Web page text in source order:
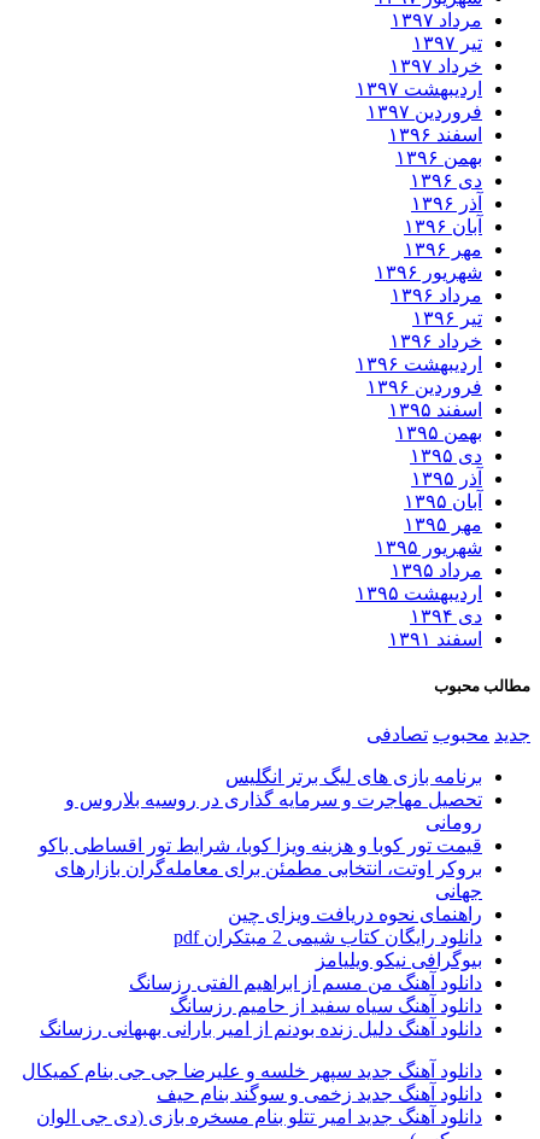
مرداد ۱۳۹۷
تیر ۱۳۹۷
خرداد ۱۳۹۷
اردیبهشت ۱۳۹۷
فروردین ۱۳۹۷
اسفند ۱۳۹۶
بهمن ۱۳۹۶
دی ۱۳۹۶
آذر ۱۳۹۶
آبان ۱۳۹۶
مهر ۱۳۹۶
شهریور ۱۳۹۶
مرداد ۱۳۹۶
تیر ۱۳۹۶
خرداد ۱۳۹۶
اردیبهشت ۱۳۹۶
فروردین ۱۳۹۶
اسفند ۱۳۹۵
بهمن ۱۳۹۵
دی ۱۳۹۵
آذر ۱۳۹۵
آبان ۱۳۹۵
مهر ۱۳۹۵
شهریور ۱۳۹۵
مرداد ۱۳۹۵
اردیبهشت ۱۳۹۵
دی ۱۳۹۴
اسفند ۱۳۹۱
محبوب
محبوب تصادفی
برنامه بازی های لیگ برتر انگلیس
تحصیل مهاجرت و سرمایه گذاری در روسیه بلاروس و
رومانی
قیمت تور کوبا و هزینه ویزا کوبا، شرایط تور اقساطی باکو
بروکر اوتت، انتخابی مطمئن برای معامله‌گران بازارهای
جهانی
راهنمای نحوه دریافت ویزای چین
دانلود رایگان کتاب شیمی 2 مبتکران pdf
بیوگرافی نیکو ویلیامز
دانلود آهنگ من مسم از ابراهیم الفتی رزسانگ
دانلود آهنگ سیاه سفید از حامیم رزسانگ
دانلود آهنگ دلیل زنده بودنم از امیر بارانی بهبهانی رزسانگ
دانلود آهنگ جدید سپهر خلسه و علیرضا جی جی بنام کمیکال
دانلود آهنگ جدید زخمی و سوگند بنام حیف
دانلود آهنگ جدید امیر تتلو بنام مسخره بازی (دی جی الوان